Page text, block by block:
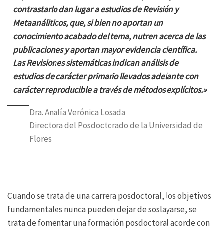
contrastarlo dan lugar a estudios de Revisión y
Metaanáliticos, que, si bien no aportan un
conocimiento acabado del tema, nutren acerca de las
publicaciones y aportan mayor evidencia científica.
Las Revisiones sistemáticas indican análisis de
estudios de carácter primario llevados adelante con
carácter reproducible a través de métodos explícitos.»
Dra. Analía Verónica Losada
Directora del Posdoctorado de la Universidad de
Flores
Cuando se trata de una carrera posdoctoral, los objetivos
fundamentales nunca pueden dejar de soslayarse, se
trata de fomentar una formación posdoctoral acorde con